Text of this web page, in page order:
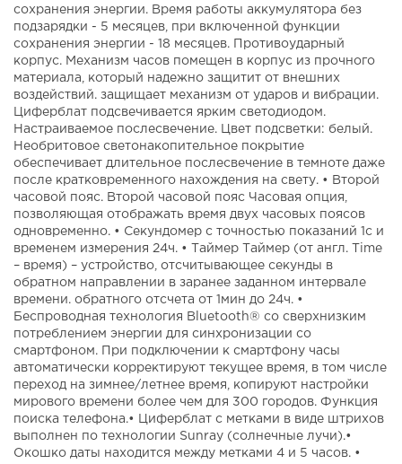
сохранения энергии. Время работы аккумулятора без
подзарядки - 5 месяцев, при включенной функции
сохранения энергии - 18 месяцев. Противоударный
корпус. Механизм часов помещен в корпус из прочного
материала, который надежно защитит от внешних
воздействий. защищает механизм от ударов и вибрации.
Циферблат подсвечивается ярким светодиодом.
Настраиваемое послесвечение. Цвет подсветки: белый.
Необритовое светонакопительное покрытие
обеспечивает длительное послесвечение в темноте даже
после кратковременного нахождения на свету. • Второй
часовой пояс. Второй часовой пояс Часовая опция,
позволяющая отображать время двух часовых поясов
одновременно. • Секундомер с точностью показаний 1с и
временем измерения 24ч. • Таймер Таймер (от англ. Time
– время) – устройство, отсчитывающее секунды в
обратном направлении в заранее заданном интервале
времени. обратного отсчета от 1мин до 24ч. •
Беспроводная технология Bluetooth® со сверхнизким
потреблением энергии для синхронизации со
смартфоном. При подключении к смартфону часы
автоматически корректируют текущее время, в том числе
переход на зимнее/летнее время, копируют настройки
мирового времени более чем для 300 городов. Функция
поиска телефона.• Циферблат с метками в виде штрихов
выполнен по технологии Sunray (солнечные лучи).•
Окошко даты находится между метками 4 и 5 часов. •